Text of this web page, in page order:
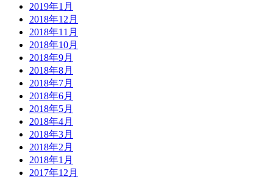
2019年1月
2018年12月
2018年11月
2018年10月
2018年9月
2018年8月
2018年7月
2018年6月
2018年5月
2018年4月
2018年3月
2018年2月
2018年1月
2017年12月